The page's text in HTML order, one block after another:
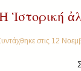
Ἱστορική
στις 12